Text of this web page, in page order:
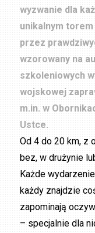
wyzwanie dla
unikalnym
przez
wzorowany na
szkoleniowych
wojskowej
m.in. w
Ustce.
Od 4 do 20 km, z
bez, w drużynie
Każde
każdy znajdzie
zapominają
– specjalnie dla